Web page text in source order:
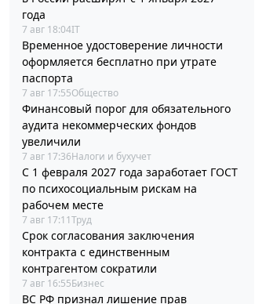
года
7 авг 18:04IT
Временное удостоверение личности
оформляется бесплатно при утрате
паспорта
7 авг 17:55Общество
Финансовый порог для обязательного
аудита некоммерческих фондов
увеличили
7 авг 17:36Налоги и бухучет
С 1 февраля 2027 года заработает ГОСТ
по психосоциальным рискам на
рабочем месте
7 авг 17:11Труд
Срок согласования заключения
контракта с единственным
контрагентом сократили
7 авг 16:55Бизнес
ВС РФ признал лишение прав